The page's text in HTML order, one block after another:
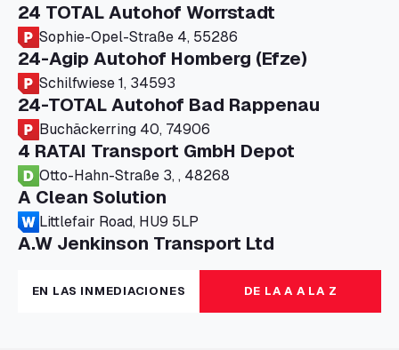
24 TOTAL Autohof Worrstadt
Sophie-Opel-Straße 4, 55286
24-Agip Autohof Homberg (Efze)
Schilfwiese 1, 34593
24-TOTAL Autohof Bad Rappenau
Buchäckerring 40, 74906
4 RATAI Transport GmbH Depot
Otto-Hahn-Straße 3, , 48268
A Clean Solution
Littlefair Road, HU9 5LP
A.W Jenkinson Transport Ltd
Progress House, ME11 5GA
A+G Nettetal - Depot Parking
Am Panneschopp 7, 41334
EN LAS INMEDIACIONES DE LA A A LA Z